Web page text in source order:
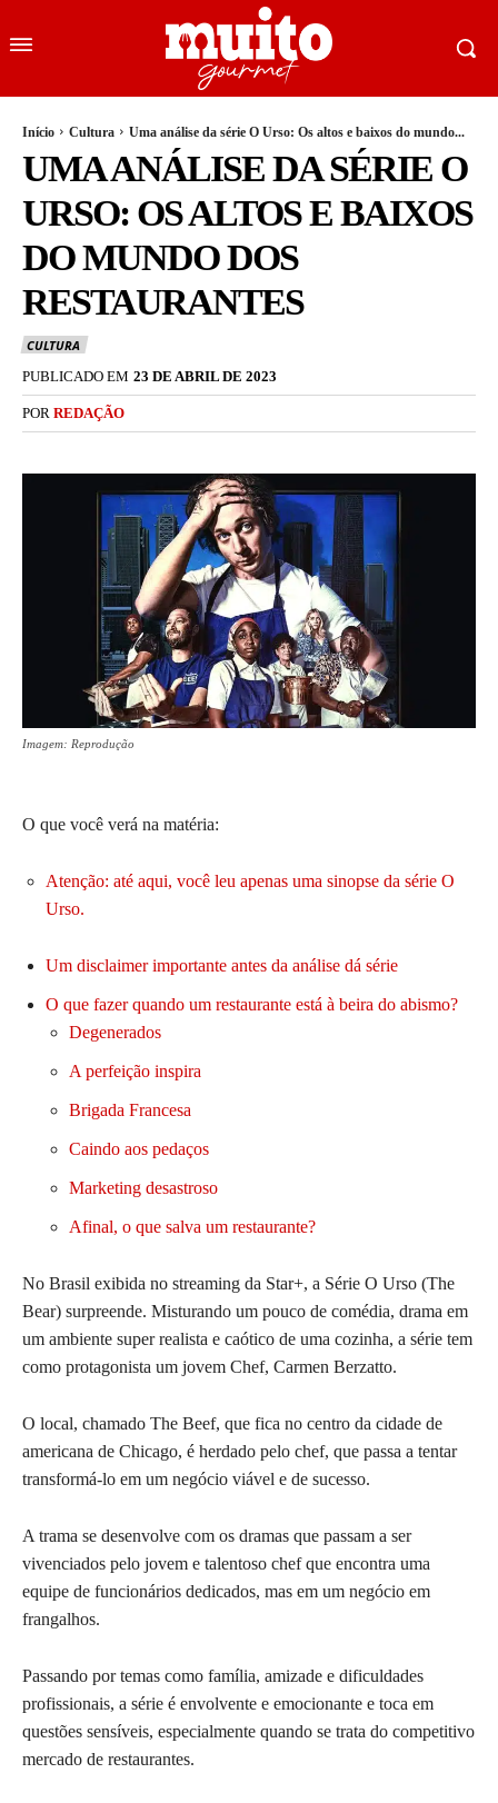
Início Cultura Uma análise da série O Urso: Os altos e baixos do mundo...
UMA ANÁLISE DA SÉRIE O
URSO: OS ALTOS E BAIXOS
DO MUNDO DOS
RESTAURANTES
CULTURA
PUBLICADO EM 23 DE ABRIL DE 2023
POR REDAÇÃO
Imagem: Reprodução
O que você verá na matéria:
Atenção: até aqui, você leu apenas uma sinopse da série O
Urso.
Um disclaimer importante antes da análise dá série
O que fazer quando um restaurante está à beira do abismo?
Degenerados
A perfeição inspira
Brigada Francesa
Caindo aos pedaços
Marketing desastroso
Afinal, o que salva um restaurante?
No Brasil exibida no streaming da Star+, a Série O Urso (The
Bear) surpreende. Misturando um pouco de comédia, drama em
um ambiente super realista e caótico de uma cozinha, a série tem
como protagonista um jovem Chef, Carmen Berzatto.
O local, chamado The Beef, que fica no centro da cidade de
americana de Chicago, é herdado pelo chef, que passa a tentar
transformá-lo em um negócio viável e de sucesso.
A trama se desenvolve com os dramas que passam a ser
vivenciados pelo jovem e talentoso chef que encontra uma
equipe de funcionários dedicados, mas em um negócio em
frangalhos.
Passando por temas como família, amizade e dificuldades
profissionais, a série é envolvente e emocionante e toca em
questões sensíveis, especialmente quando se trata do competitivo
mercado de restaurantes.